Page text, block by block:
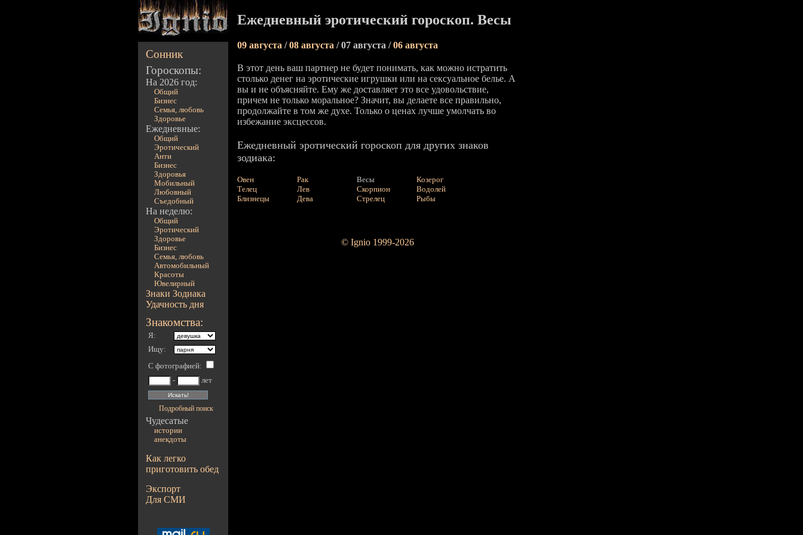
Сонник
Гороскопы:
На 2026 год:
Общий
Бизнес
Семья, любовь
Здоровье
Ежедневные:
Общий
Эротический
Анти
Бизнес
Здоровья
Мобильный
Любовный
Съедобный
На неделю:
Общий
Эротический
Здоровье
Бизнес
Семья, любовь
Автомобильный
Красоты
Ювелирный
Знаки Зодиака
Удачность дня
Знакомства:
Я:
Ищу:
С фотографией:
-
лет
Подробный поиск
Чудесатые
истории
анекдоты
Как легко
приготовить обед
Экспорт
Для СМИ
Ежедневный эротический гороскоп. Весы
09 августа /08 августа / 07 августа /06 августа
В этот день ваш партнер не будет понимать, как можно истратить
столько денег на эротические игрушки или на сексуальное белье. А
вы и не объясняйте. Ему же доставляет это все удовольствие,
причем не только моральное? Значит, вы делаете все правильно,
продолжайте в том же духе. Только о ценах лучше умолчать во
избежание эксцессов.
Ежедневный эротический гороскоп для других знаков
зодиака:
Овен
Телец
Близнецы
Рак
Лев
Дева
Весы
Скорпион
Стрелец
Козерог
Водолей
Рыбы
© Ignio 1999-2026